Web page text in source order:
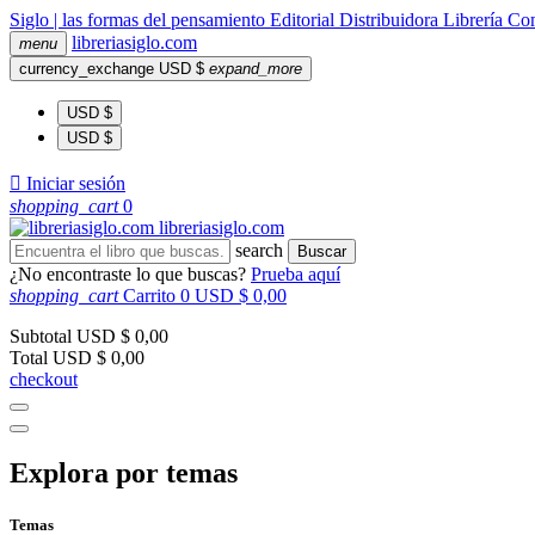
Siglo | las formas del pensamiento Editorial Distribuidora Librería
menu libreriasiglo.com
currency_exchange USD $ expand_more
USD $
USD $
 Iniciar sesión
shopping_cart 0
libreriasiglo.com
search
Buscar
¿No encontraste lo que buscas? Prueba aquí
shopping_cart Carrito 0 USD $ 0,00
Subtotal USD $ 0,00
Total USD $ 0,00
checkout
Explora por temas
Temas